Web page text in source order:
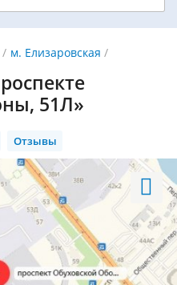
м. Елизаровская
51Л»
Отзывы